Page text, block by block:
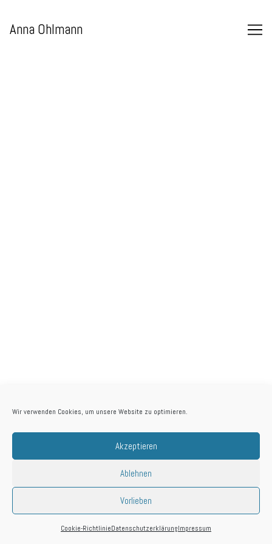
Wir verwenden Cookies, um unsere Website zu optimieren.
Akzeptieren
Ablehnen
Vorlieben
Cookie-RichtlinieDatenschutzerklärungImpressum
Content
Anna Ohlmann
© 2026 Anna
Biografie Kontakt
Impressum
Datenschutzerklärung